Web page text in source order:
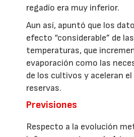
regadío era muy inferior.
Aun así, apuntó que los
efecto “considerable” de
temperaturas, que
evaporación como las
de los cultivos y aceleran
reservas.
Previsiones
Respecto a la evolución